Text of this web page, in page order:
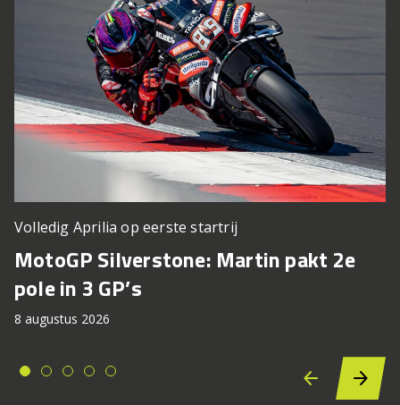
Volledig Aprilia op eerste startrij
MotoGP Silverstone: Martin pakt 2e
pole in 3 GP’s
8 augustus 2026